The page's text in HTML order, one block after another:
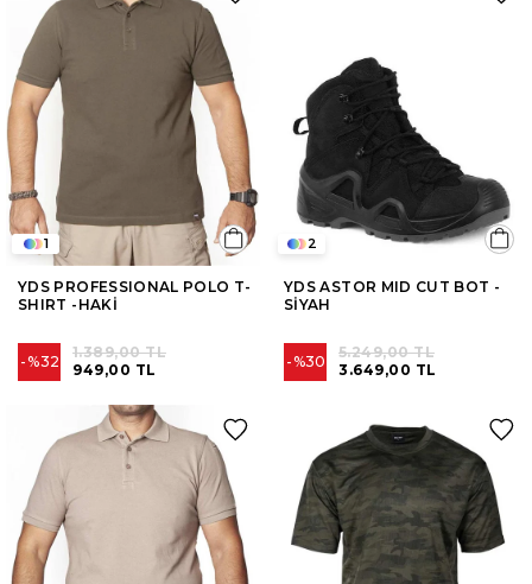
YDS PROFESSIONAL POLO T-
SHIRT -HAKİ
%32 949,00 TL
1.389,00 TL
1
YDS ASTOR MID CUT BOT -
SİYAH
%30 3.649,00 TL
5.249,00 TL
2